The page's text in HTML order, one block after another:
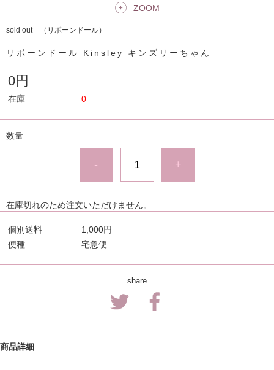
ZOOM
sold out （リボーンドール）
リボーンドール Kinsley キンズリーちゃん
0円
在庫 0
数量
- +
在庫切れのため注文いただけません。
個別送料
1,000円
便種
宅急便
share
商品詳細